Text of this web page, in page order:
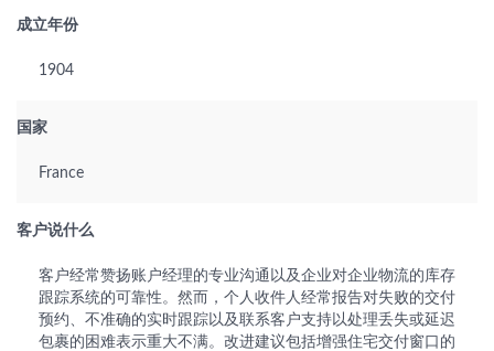
成立年份
1904
国家
France
客户说什么
客户经常赞扬账户经理的专业沟通以及企业对企业物流的库存
跟踪系统的可靠性。然而，个人收件人经常报告对失败的交付
预约、不准确的实时跟踪以及联系客户支持以处理丢失或延迟
包裹的困难表示重大不满。改进建议包括增强住宅交付窗口的